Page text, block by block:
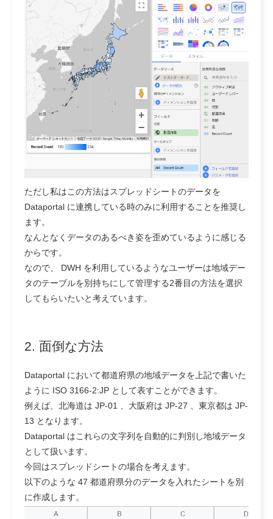
ただし私はこの方法はスプレッドシートのデータを
Dataportal に連携している時のみに利用することを推奨し
ます。
なんとなくデータのあるべき姿を歪めているように感じる
からです。
なので、 DWH を利用しているようなユーザーは地域デー
タのテーブルを別持ちにして管理する2番目の方法を選択
してもらいたいと考えています。
2. 面倒な方法
Dataportal において都道府県の地域データを上記で書いた
ように ISO 3166-2:JP として表すことができます。
例えば、北海道は JP-01 、大阪府は JP-27 、東京都は JP-
13 となります。
Dataportal はこれらの文字列を自動的に判別し地域データ
として扱います。
今回はスプレッドシートの場合を考えます。
以下のような 47 都道府県分のデータを入れたシートを別
に作成します。